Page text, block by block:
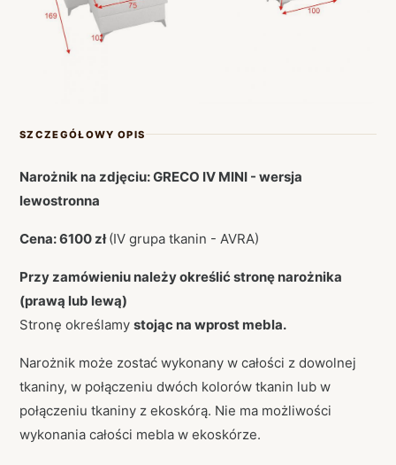
SZCZEGÓŁOWY OPIS
Narożnik na zdjęciu: GRECO IV MINI - wersja
lewostronna
Cena: 6100 zł(IV grupa tkanin - AVRA)
Przy zamówieniu należy określić stronę narożnika
(prawą lub lewą)
Stronę określamy stojąc na wprost mebla.
Narożnik może zostać wykonany w całości z dowolnej
tkaniny, w połączeniu dwóch kolorów tkanin lub w
połączeniu tkaniny z ekoskórą. Nie ma możliwości
wykonania całości mebla w ekoskórze.